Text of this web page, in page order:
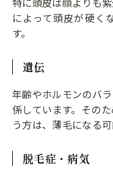
によって頭皮が硬く
す。
遺伝
年齢やホルモンのバ
係しています。その
う方は、薄毛になる
脱毛症・病気